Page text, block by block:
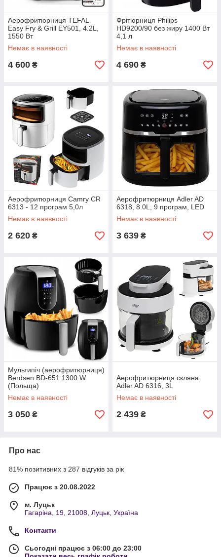
Аерофритюрниця TEFAL
Easy Fry & Grill EY501, 4.2L,
1550 Вт
Немає в наявності
4 600 ₴
Фрітюрниця Philips
HD9200/90 без жиру 1400 Вт
4,1 л
Немає в наявності
4 690 ₴
Аерофритюрниця Camry CR
6313 - 12 програм 5,0л
Немає в наявності
2 620 ₴
Аерофритюрниця Adler AD
6318, 8.0L, 9 програм, LED
Немає в наявності
3 639 ₴
Мультипіч (аерофритюрниця)
Berdsen BD-651 1300 W
(Польща)
Немає в наявності
3 050 ₴
Аерофритюрниця скляна
Adler AD 6316, 3L
Немає в наявності
2 439 ₴
Про нас
81% позитивних з 287 відгуків за рік
Працює з 20.08.2022
м. Луцьк
Гагаріна, 19, 21008, Луцьк, Україна
Контакти
Сьогодні працює з 06:00 до 23:00